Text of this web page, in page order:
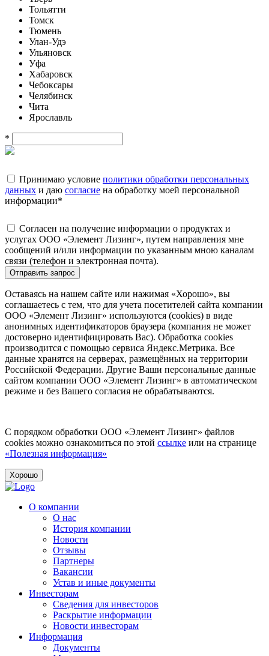
Тольятти
Томск
Тюмень
Улан-Удэ
Ульяновск
Уфа
Хабаровск
Чебоксары
Челябинск
Чита
Ярославль
*
Принимаю условие политики обработки персональных
данных и даю согласие на обработку моей персональной
информации*
Согласен на получение информации о продуктах и
услугах ООО «Элемент Лизинг», путем направления мне
сообщений и/или информации по указанным мною каналам
связи (телефон и электронная почта).
Отправить запрос
Оставаясь на нашем сайте или нажимая «Хорошо», вы
соглашаетесь с тем, что для учета посетителей сайта компании
ООО «Элемент Лизинг» используются (cookies) в виде
анонимных идентификаторов браузера (компания не может
достоверно идентифицировать Вас). Обработка cookies
производится с помощью сервиса Яндекс.Метрика. Все
данные хранятся на серверах, размещённых на территории
Российской Федерации. Другие Ваши персональные данные
сайтом компании ООО «Элемент Лизинг» в автоматическом
режиме и без Вашего согласия не обрабатываются.
С порядком обработки ООО «Элемент Лизинг» файлов
cookies можно ознакомиться по этой ссылке или на странице
«Полезная информация»
Хорошо
О компании
О нас
История компании
Новости
Отзывы
Партнеры
Вакансии
Устав и иные документы
Инвесторам
Сведения для инвесторов
Раскрытие информации
Новости инвесторам
Информация
Документы